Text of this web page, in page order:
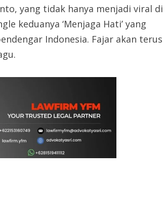
yang tidak hanya menjadi viral di
keduanya ‘Menjaga Hati’ yang
Indonesia. Fajar akan terus